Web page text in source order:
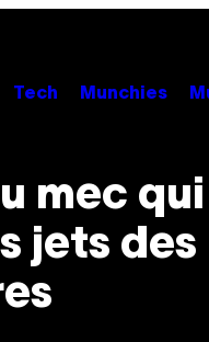
Tech Munchies
mec qui
jets des